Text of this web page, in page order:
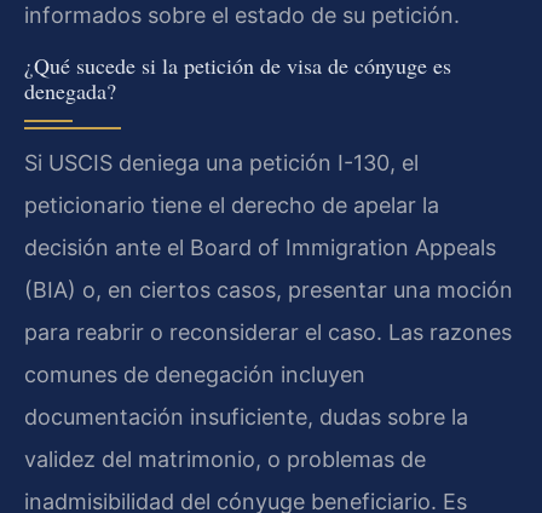
informados sobre el estado de su petición.
¿Qué sucede si la petición de visa de cónyuge es
denegada?
Si USCIS deniega una petición I-130, el
peticionario tiene el derecho de apelar la
decisión ante el Board of Immigration Appeals
(BIA) o, en ciertos casos, presentar una moción
para reabrir o reconsiderar el caso. Las razones
comunes de denegación incluyen
documentación insuficiente, dudas sobre la
validez del matrimonio, o problemas de
inadmisibilidad del cónyuge beneficiario. Es